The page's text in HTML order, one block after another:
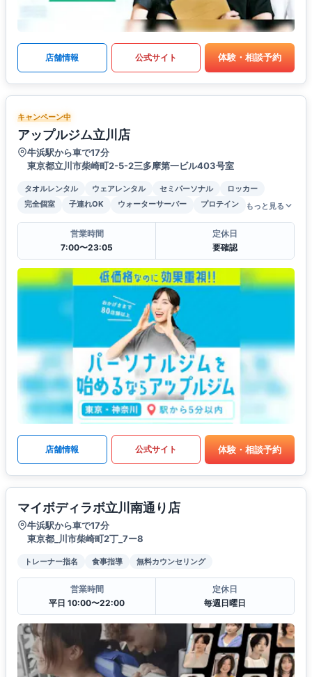
店舗情報 公式サイト 体験・相談予約
キャンペーン中
アップルジム立川店
牛浜駅から車で17分
東京都立川市柴崎町2-5-2三多摩第一ビル403号室
タオルレンタル ウェアレンタル セミパーソナル
ロッカー
完全個室
子連れOK ウォーターサーバー プロテイン もっと見る
営業時間
7:00〜23:05
定休日
要確認
店舗情報 公式サイト 体験・相談予約
マイボディラボ立川南通り店
牛浜駅から車で17分
東京都_川市柴崎町2丁_7ー8
トレーナー指名 食事指導 無料カウンセリング
営業時間
平日 10:00〜22:00
定休日
毎週日曜日